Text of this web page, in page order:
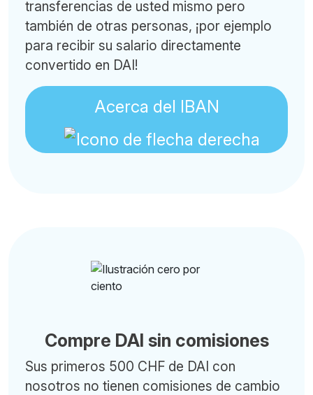
transferencias de usted mismo pero
también de otras personas, ¡por ejemplo
para recibir su salario directamente
convertido en DAI!
Acerca del IBAN
Compre DAI sin comisiones
Sus primeros 500 CHF de DAI con
nosotros no tienen comisiones de cambio